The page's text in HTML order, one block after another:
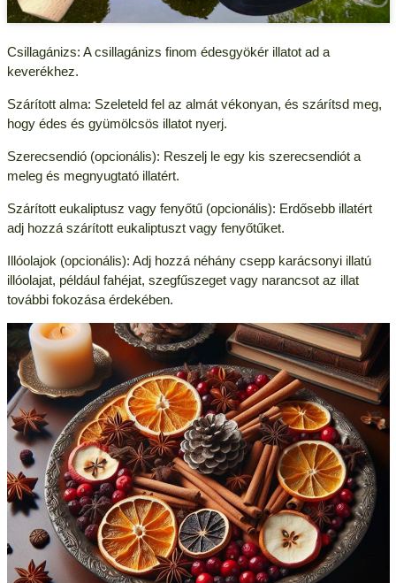
Csillagánizs: A csillagánizs finom édesgyökér illatot ad a
keverékhez.
Szárított alma: Szeleteld fel az almát vékonyan, és szárítsd meg,
hogy édes és gyümölcsös illatot nyerj.
Szerecsendió (opcionális): Reszelj le egy kis szerecsendiót a
meleg és megnyugtató illatért.
Szárított eukaliptusz vagy fenyőtű (opcionális): Erdősebb illatért
adj hozzá szárított eukaliptuszt vagy fenyőtűket.
Illóolajok (opcionális): Adj hozzá néhány csepp karácsonyi illatú
illóolajat, például fahéjat, szegfűszeget vagy narancsot az illat
további fokozása érdekében.